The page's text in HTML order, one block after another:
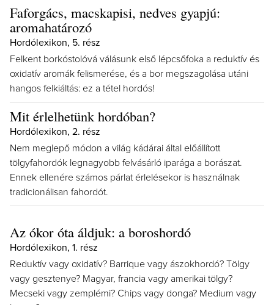
Faforgács, macskapisi, nedves gyapjú:
aromahatározó
Hordólexikon, 5. rész
Felkent borkóstolóvá válásunk első lépcsőfoka a reduktív és
oxidatív aromák felismerése, és a bor megszagolása utáni
hangos felkiáltás: ez a tétel hordós!
Mit érlelhetünk hordóban?
Hordólexikon, 2. rész
Nem meglepő módon a világ kádárai által előállított
tölgyfahordók legnagyobb felvásárló iparága a borászat.
Ennek ellenére számos párlat érlelésekor is használnak
tradicionálisan fahordót.
Az ókor óta áldjuk: a boroshordó
Hordólexikon, 1. rész
Reduktív vagy oxidatív? Barrique vagy ászokhordó? Tölgy
vagy gesztenye? Magyar, francia vagy amerikai tölgy?
Mecseki vagy zemplémi? Chips vagy donga? Medium vagy